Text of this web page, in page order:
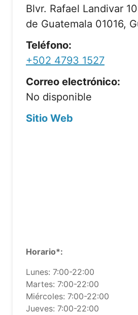
Blvr. Rafael Landivar
de Guatemala 01016,
Teléfono:
+502 4793 1527
Correo electrónico:
No disponible
Sitio Web
Horario*:
Lunes: 7:00-22:00
Martes: 7:00-22:00
Miércoles: 7:00-22:00
Jueves: 7:00-22:00